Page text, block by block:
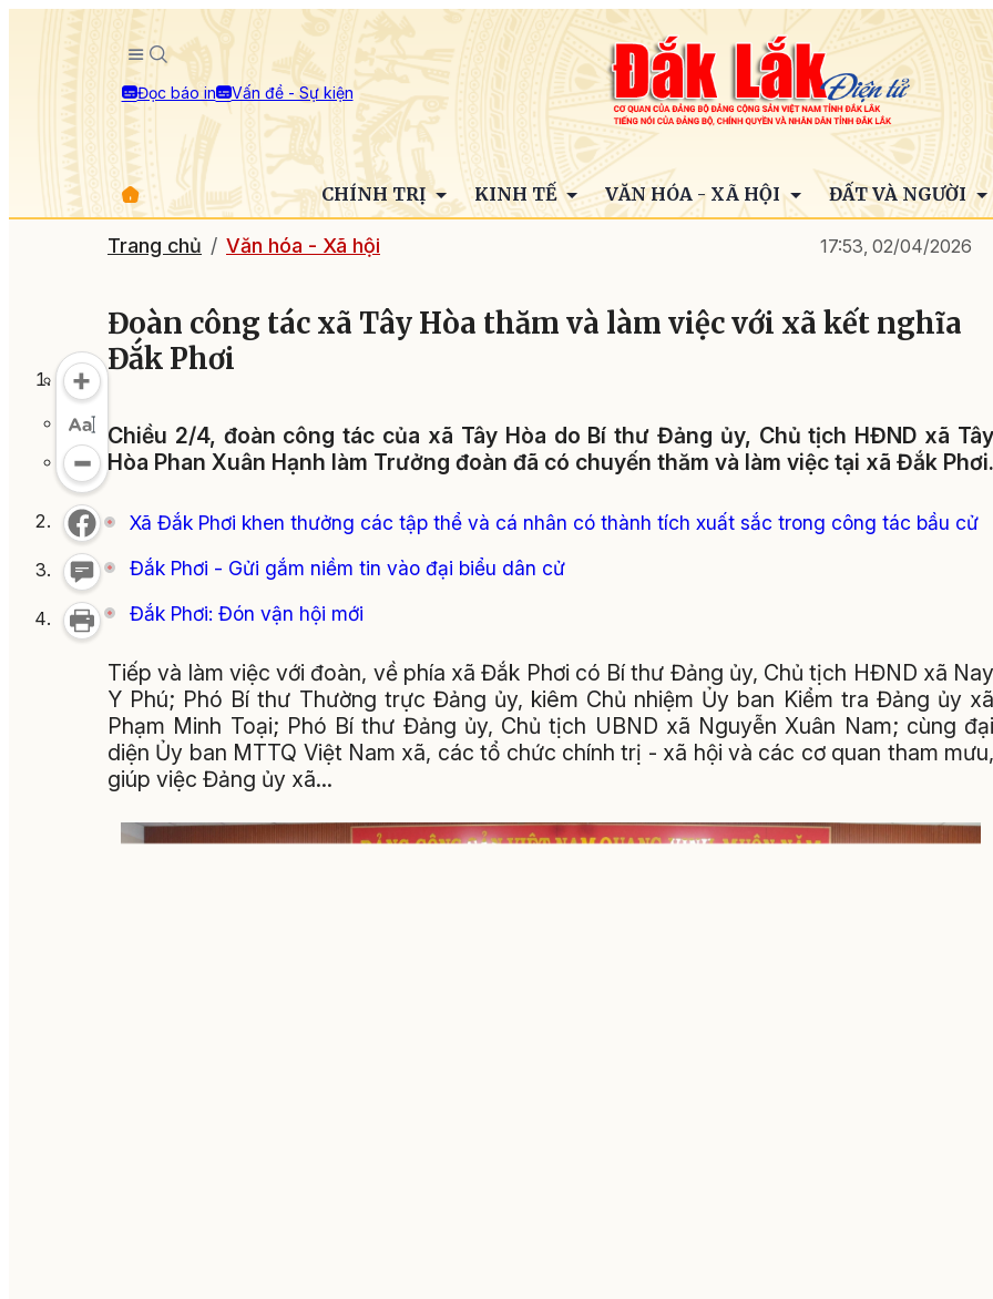
Đọc báo in Vấn đề - Sự kiện
CHÍNH TRỊ KINH TẾ VĂN HÓA - XÃ HỘI ĐẤT VÀ NGƯỜI
Trang chủ Văn hóa - Xã hội 17:53, 02/04/2026
Đoàn công tác xã Tây Hòa thăm và làm việc với xã kết nghĩa
Đắk Phơi
Chiều 2/4, đoàn công tác của xã Tây Hòa do Bí thư Đảng ủy, Chủ tịch HĐND xã Tây
Hòa Phan Xuân Hạnh làm Trưởng đoàn đã có chuyến thăm và làm việc tại xã Đắk Phơi.
Xã Đắk Phơi khen thưởng các tập thể và cá nhân có thành tích xuất sắc trong công tác bầu cử
Đắk Phơi - Gửi gắm niềm tin vào đại biểu dân cử
Đắk Phơi: Đón vận hội mới
Tiếp và làm việc với đoàn, về phía xã Đắk Phơi có Bí thư Đảng ủy, Chủ tịch HĐND xã Nay
Y Phú; Phó Bí thư Thường trực Đảng ủy, kiêm Chủ nhiệm Ủy ban Kiểm tra Đảng ủy xã
Phạm Minh Toại; Phó Bí thư Đảng ủy, Chủ tịch UBND xã Nguyễn Xuân Nam; cùng đại
diện Ủy ban MTTQ Việt Nam xã, các tổ chức chính trị - xã hội và các cơ quan tham mưu,
giúp việc Đảng ủy xã…